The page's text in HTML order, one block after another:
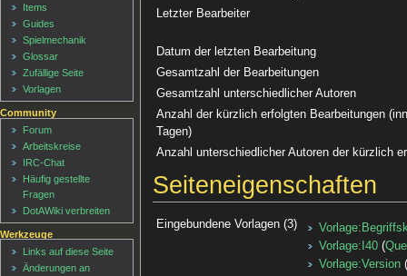
Letzter Bearbeiter
Datum der letzten Bearbeitung
Gesamtzahl der Bearbeitungen
Gesamtzahl unterschiedlicher Autoren
Anzahl der kürzlich erfolgten Bearbeitungen
Tagen)
Anzahl unterschiedlicher Autoren der kürzlich
Seiteneigenschaften
Eingebundene Vorlagen (3)
Vorlage:I40 (
Vorlage:Version
Items
Guides
Spielmechanik
Glossar
Zufällige Seite
Vorlagen
Community
Forum
Arbeitskreise
IRC-Chat
Häufig gestellte
Fragen
DotAWiki verbreiten
Werkzeuge
Links auf diese Seite
Änderungen an